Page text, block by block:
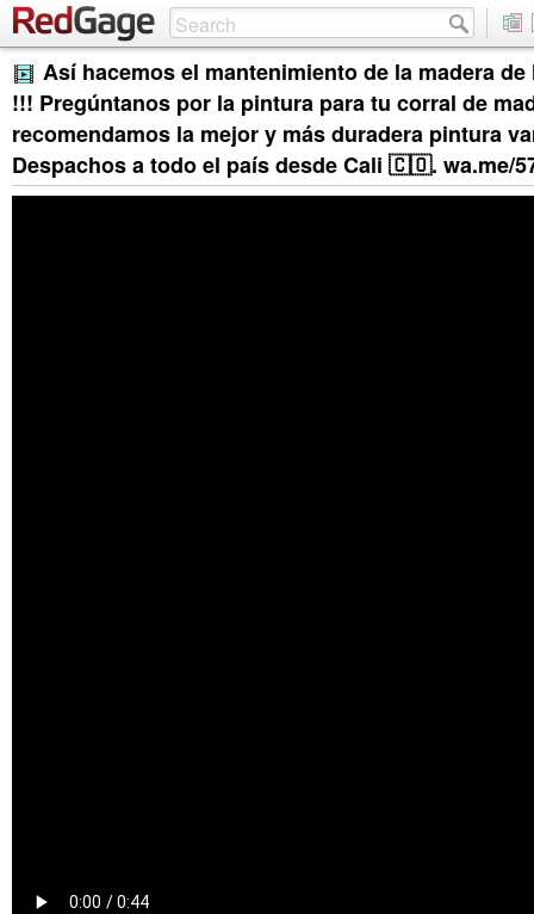
Así hacemos el mantenimiento de la madera
!!! Pregúntanos por la pintura para tu corral de
recomendamos la mejor y más duradera pintura
Despachos a todo el país desde Cali 🇨🇴. wa.me/